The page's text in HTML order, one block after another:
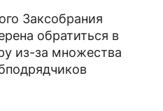
Заксобрания
обратиться в
из-за множества